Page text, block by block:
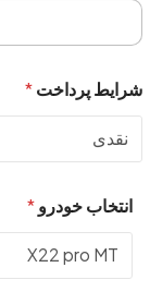
شرایط پرداخت*
انتخاب خودرو*